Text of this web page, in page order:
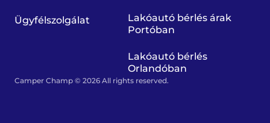
Ügyfélszolgálat
Lakóautó bérlés árak
Portóban
Lakóautó bérlés
Orlandóban
Camper Champ © 2026 All rights reserved.